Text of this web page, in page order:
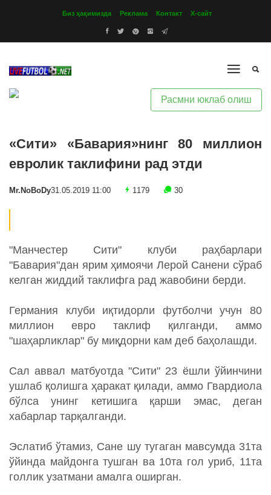
Биз ҳақимизда Реклама Контакт Х-сайт
Расмни юклаб олиш
«Сити» «Бавария»нинг 80 миллион
евролик таклифини рад этди
Mr.NoBoDy31.05.2019 11:00 1179 30
"Манчестер Сити" клуби раҳбарлари
"Бавария"дан ярим ҳимоячи Лерой Санени сўраб
келган жиддий таклифга рад жавобини берди.
Германия клуби иқтидорли футболчи учун 80
миллион евро таклиф қилганди, аммо
"шаҳарликлар" бу миқдорни кам деб баҳолашди.
Сал аввал матбуотда "Сити" 23 ёшли ўйинчини
ушлаб қолишга ҳаракат қилади, аммо Гвардиола
бўлса унинг кетишига қарши эмас, деган
хабарлар тарқалганди.
Эслатиб ўтамиз, Сане шу тугаган мавсумда 31та
ўйинда майдонга тушган ва 10та гол уриб, 11та
голлик узатмани амалга оширган.